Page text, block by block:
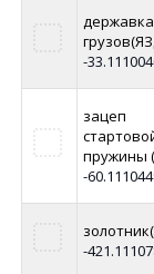
державка
-
зацеп
пружины
-
-